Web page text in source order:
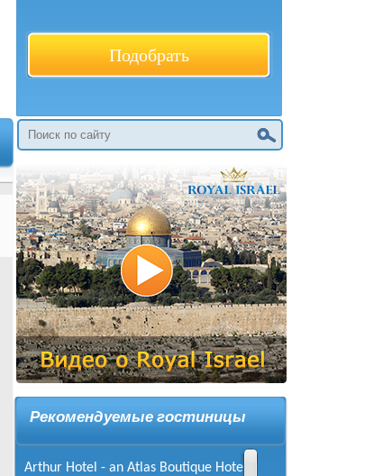
Рекомендуемые гостиницы
Arthur Hotel - an Atlas Boutique Hotel